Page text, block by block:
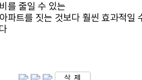
를 줄일 수 있는
파트를 짓는 것보다 훨씬 효과적일